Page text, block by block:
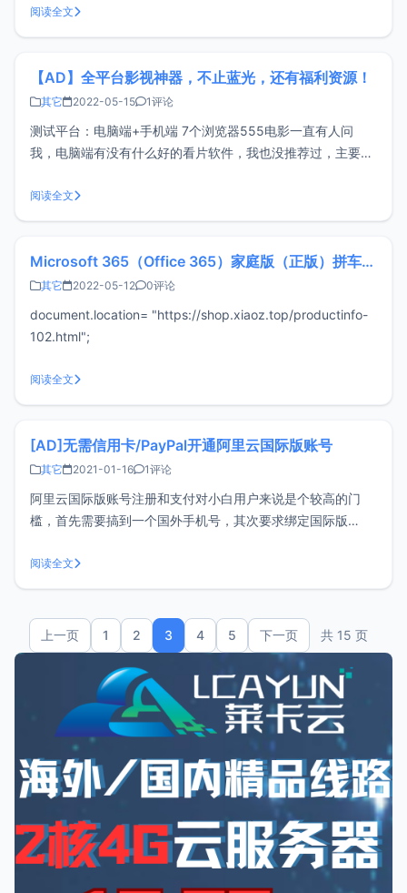
可访问ChatGPT，默认采用KVM虚拟架构，纯SSD raid阵
列，自带一个IPv4。一、官网：www.ouya
阅读全文
【AD】全平台影视神器，不止蓝光，还有福利资源！
其它 2022-05-15 1评论
测试平台：电脑端+手机端 7个浏览器555电影一直有人问
我，电脑端有没有什么好的看片软件，我也没推荐过，主要是
站，其实我是很少发这种网站的，因为容易失效，包括我自己
搭建的影视站，也没有专门去介绍和推广过，毕竟还是要考虑
阅读全文
Microsoft 365（Office 365）家庭版（正版）拼车，55/年，车位有限
其它 2022-05-12 0评论
document.location= "https://shop.xiaoz.top/productinfo-
102.html";
阅读全文
[AD]无需信用卡/PayPal开通阿里云国际版账号
其它 2021-01-16 1评论
阿里云国际版账号注册和支付对小白用户来说是个较高的门
槛，首先需要搞到一个国外手机号，其次要求绑定国际版
SwanCloud，不需要信用卡/PayPal即可开通阿里云国际版账
号。准备工作准备一个邮箱，用来注册阿里云国际准备一个香
阅读全文
上一页 1 2 3 4 5 下一页 共 15 页